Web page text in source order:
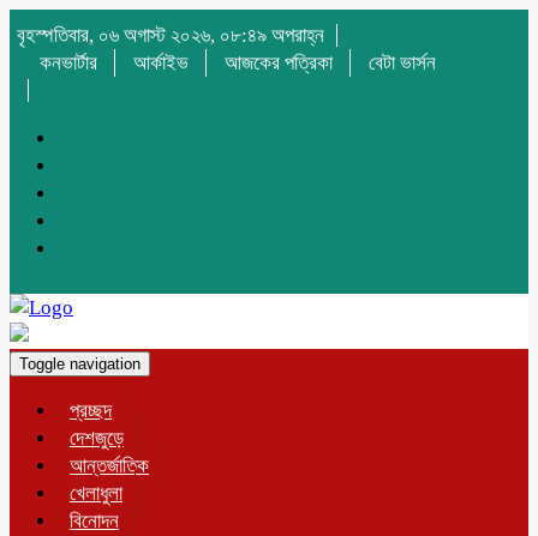
বৃহস্পতিবার, ০৬ অগাস্ট ২০২৬, ০৮:৪৯ অপরাহ্ন
কনভার্টার
আর্কাইভ আজকের পত্রিকা বেটা ভার্সন
Toggle navigation
প্রচ্ছদ
দেশজুড়ে
আন্তর্জাতিক
খেলাধুলা
বিনোদন